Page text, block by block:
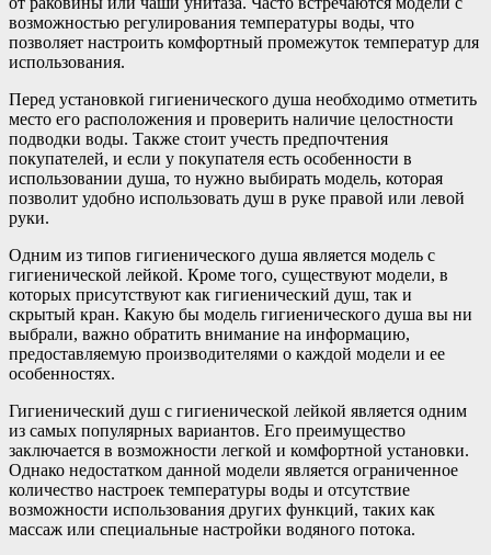
возможностью регулирования температуры воды, что
позволяет настроить комфортный промежуток температур для
использования.
Перед установкой гигиенического душа необходимо отметить
место его расположения и проверить наличие целостности
подводки воды. Также стоит учесть предпочтения
покупателей, и если у покупателя есть особенности в
использовании душа, то нужно выбирать модель, которая
позволит удобно использовать душ в руке правой или левой
руки.
Одним из типов гигиенического душа является модель с
гигиенической лейкой. Кроме того, существуют модели, в
которых присутствуют как гигиенический душ, так и
скрытый кран. Какую бы модель гигиенического душа вы ни
выбрали, важно обратить внимание на информацию,
предоставляемую производителями о каждой модели и ее
особенностях.
Гигиенический душ с гигиенической лейкой является одним
из самых популярных вариантов. Его преимущество
заключается в возможности легкой и комфортной установки.
Однако недостатком данной модели является ограниченное
количество настроек температуры воды и отсутствие
возможности использования других функций, таких как
массаж или специальные настройки водяного потока.